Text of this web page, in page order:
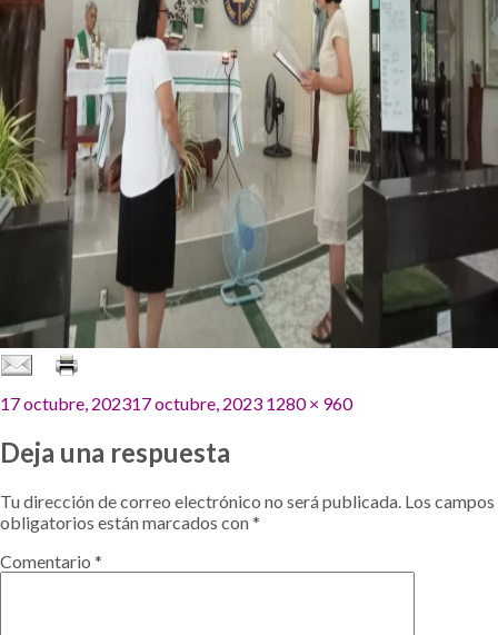
Publicado
17 octubre, 202317 octubre, 2023 Tamaño
1280 × 960
Deja una respuesta
Tu dirección de correo electrónico no será publicada. Los campos
obligatorios están marcados con*
Comentario *